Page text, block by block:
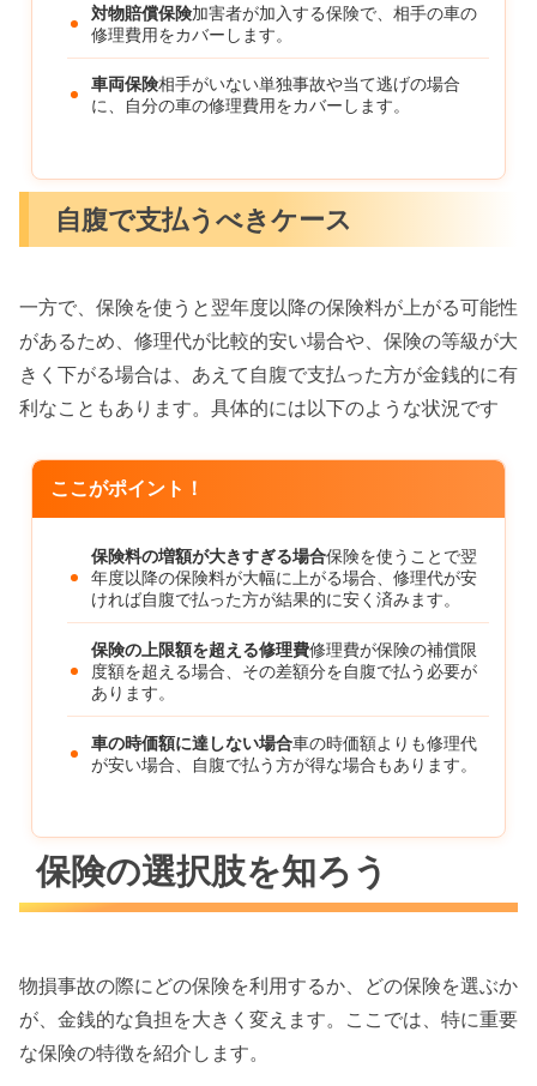
対物賠償保険加害者が加入する保険で、相手の車の
修理費用をカバーします。
車両保険相手がいない単独事故や当て逃げの場合
に、自分の車の修理費用をカバーします。
自腹で支払うべきケース
一方で、保険を使うと翌年度以降の保険料が上がる可能性
があるため、修理代が比較的安い場合や、保険の等級が大
きく下がる場合は、あえて自腹で支払った方が金銭的に有
利なこともあります。具体的には以下のような状況です
ここがポイント！
保険料の増額が大きすぎる場合保険を使うことで翌
年度以降の保険料が大幅に上がる場合、修理代が安
ければ自腹で払った方が結果的に安く済みます。
保険の上限額を超える修理費修理費が保険の補償限
度額を超える場合、その差額分を自腹で払う必要が
あります。
車の時価額に達しない場合車の時価額よりも修理代
が安い場合、自腹で払う方が得な場合もあります。
保険の選択肢を知ろう
物損事故の際にどの保険を利用するか、どの保険を選ぶか
が、金銭的な負担を大きく変えます。ここでは、特に重要
な保険の特徴を紹介します。